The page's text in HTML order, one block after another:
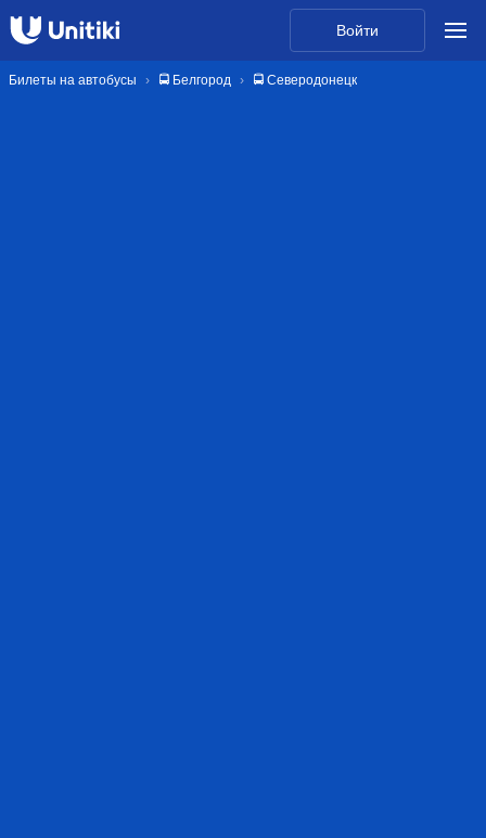
Войти
Билеты на автобусы 🚍 Белгород 🚍 Северодонецк